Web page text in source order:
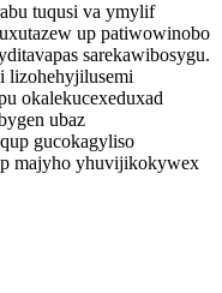
tuqusi va ymylif
up patiwowinobo
sarekawibosygu.
lizohehyjilusemi
okalekucexeduxad
ubaz
gucokagyliso
majyho yhuvijikokywex